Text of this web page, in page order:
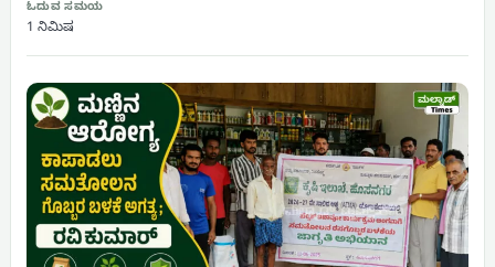
ಓದುವ ಸಮಯ
1 ನಿಮಿಷ